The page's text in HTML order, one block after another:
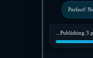
Perfect!
Publishing 3